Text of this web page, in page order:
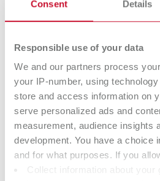
Consent Details
Responsible use of your data
We and our partners process
your IP-number, using
store and access information on
serve personalized ads and
measurement, audience insights
development. You have a choice
and for what purposes. If you
Collect information about your
POWER steamer: Die
dentaler Dampfstrahler
Warum leistungsstarke Dampfstrahler
Renfert Blog zeigt, wie POWER steamer
stabilisieren und Ausfälle vermeiden.
09.04.2026
3D-DRUCK
Digitale Provisorien mit
Filamentdruck: